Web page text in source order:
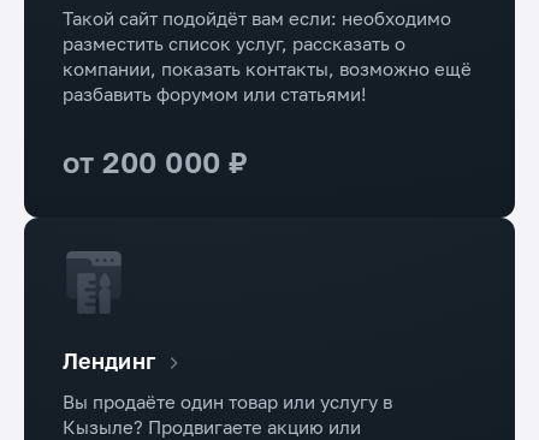
Такой сайт подойдёт вам если: необходимо
разместить список услуг, рассказать о
компании, показать контакты, возможно ещё
разбавить форумом или статьями!
от 200 000 ₽
Лендинг
Вы продаёте один товар или услугу в
Кызыле? Продвигаете акцию или